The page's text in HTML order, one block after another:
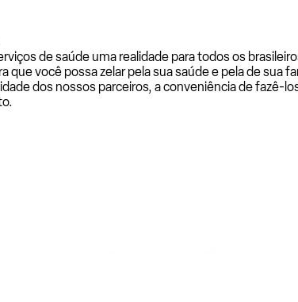
de saúde uma realidade para todos os
você possa zelar pela sua saúde e pela de sua
dos nossos parceiros, a conveniência de fazê-